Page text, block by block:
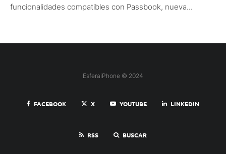
funcionalidades compatibles con Passbook, nueva...
EsferaiPhone © 2024
FACEBOOK X YOUTUBE LINKEDIN
RSS BUSCAR